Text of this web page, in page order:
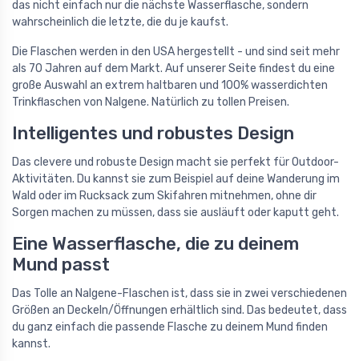
das nicht einfach nur die nächste Wasserflasche, sondern
wahrscheinlich die letzte, die du je kaufst.
Die Flaschen werden in den USA hergestellt - und sind seit mehr
als 70 Jahren auf dem Markt. Auf unserer Seite findest du eine
große Auswahl an extrem haltbaren und 100% wasserdichten
Trinkflaschen von Nalgene. Natürlich zu tollen Preisen.
Intelligentes und robustes Design
Das clevere und robuste Design macht sie perfekt für Outdoor-
Aktivitäten. Du kannst sie zum Beispiel auf deine Wanderung im
Wald oder im Rucksack zum Skifahren mitnehmen, ohne dir
Sorgen machen zu müssen, dass sie ausläuft oder kaputt geht.
Eine Wasserflasche, die zu deinem
Mund passt
Das Tolle an Nalgene-Flaschen ist, dass sie in zwei verschiedenen
Größen an Deckeln/Öffnungen erhältlich sind. Das bedeutet, dass
du ganz einfach die passende Flasche zu deinem Mund finden
kannst.